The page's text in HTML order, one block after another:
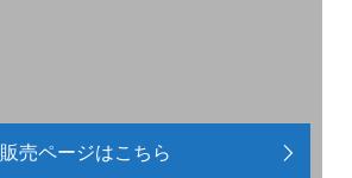
販売ページはこちら